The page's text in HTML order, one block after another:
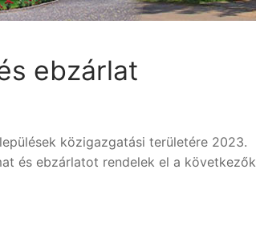
ebzárlat
közigazgatási területére 2023.
és ebzárlatot rendelek el a következők